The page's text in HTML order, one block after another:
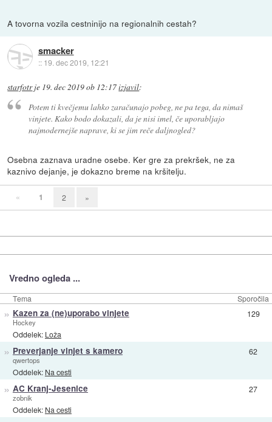
A tovorna vozila cestninijo na regionalnih cestah?
smacker
:: 19. dec 2019, 12:21
starfotrje 19. dec 2019 ob 12:17izjavil:
Potem ti kvečjemu lahko zaračunajo pobeg, ne pa tega, da nimaš
vinjete. Kako bodo dokazali, da je nisi imel, če uporabljajo
najmodernejše naprave, ki se jim reče daljnogled?
Osebna zaznava uradne osebe. Ker gre za prekršek, ne za
kaznivo dejanje, je dokazno breme na kršitelju.
« 1 2 »
Vredno ogleda ...
Tema Sporočila
» Kazen za (ne)uporabo vinjete
Hockey
Oddelek: Loža
129
» Preverjanje vinjet s kamero
qwertops
Oddelek: Na cesti
62
» AC Kranj-Jesenice
zobnik
Oddelek: Na cesti
27